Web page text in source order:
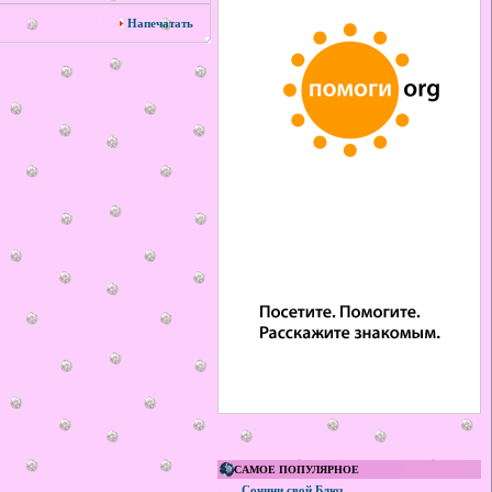
августа 2008 Напечатать
САМОЕ ПОПУЛЯРНОЕ